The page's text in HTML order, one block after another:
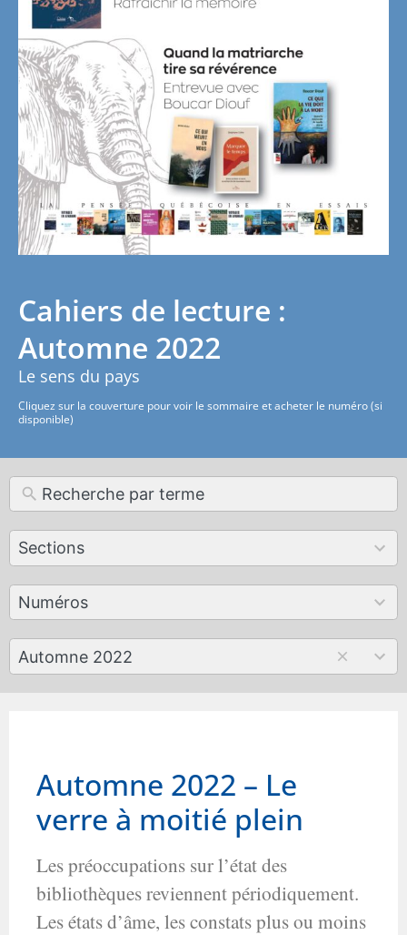
Cahiers de lecture :
Automne 2022
Le sens du pays
Cliquez sur la couverture pour voir le sommaire et acheter le numéro (si
disponible)
Sections
12
results
Numéros
179
results
Automne 2022
50
results
Automne 2022 – Le
verre à moitié plein
Les préoccupations sur l’état des
bibliothèques reviennent périodiquement.
Les états d’âme, les constats plus ou moins